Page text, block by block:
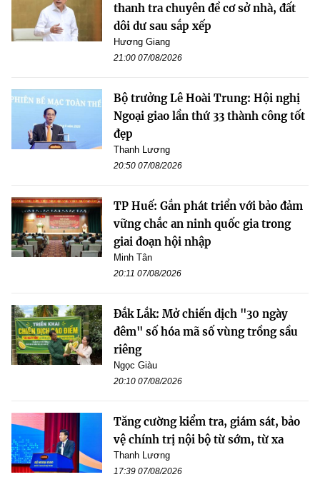
thanh tra chuyên đề cơ sở nhà, đất
dôi dư sau sắp xếp
Hương Giang
21:00 07/08/2026
Bộ trưởng Lê Hoài Trung: Hội nghị
Ngoại giao lần thứ 33 thành công tốt
đẹp
Thanh Lương
20:50 07/08/2026
TP Huế: Gắn phát triển với bảo đảm
vững chắc an ninh quốc gia trong
giai đoạn hội nhập
Minh Tân
20:11 07/08/2026
Đắk Lắk: Mở chiến dịch "30 ngày
đêm" số hóa mã số vùng trồng sầu
riêng
Ngọc Giàu
20:10 07/08/2026
Tăng cường kiểm tra, giám sát, bảo
vệ chính trị nội bộ từ sớm, từ xa
Thanh Lương
17:39 07/08/2026